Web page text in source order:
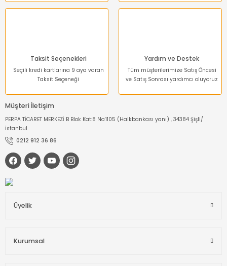
Taksit Seçenekleri
Seçili kredi kartlarına 9 aya varan
Taksit Seçeneği
Yardım ve Destek
Tüm müşterilerimize Satış Öncesi
ve Satış Sonrası yardımcı oluyoruz
Müşteri İletişim
PERPA TİCARET MERKEZİ B Blok Kat:8 No:1105 (Halkbankası yanı) , 34384 Şişli/
İstanbul
0212 912 36 86
Üyelik
Kurumsal